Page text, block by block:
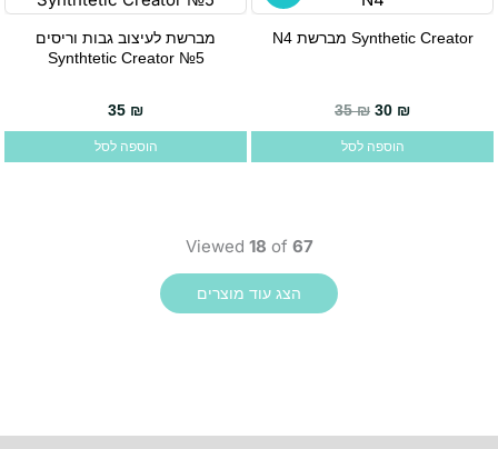
Synthetic Creator מברשת N4
35₪ 30 ₪
הוספה לסל
מברשת לעיצוב גבות וריסים
Synthtetic Creator №5
35 ₪
הוספה לסל
Viewed 18 of 67